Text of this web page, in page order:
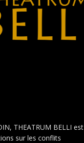
THEATRUM BELLI est
sur les conflits